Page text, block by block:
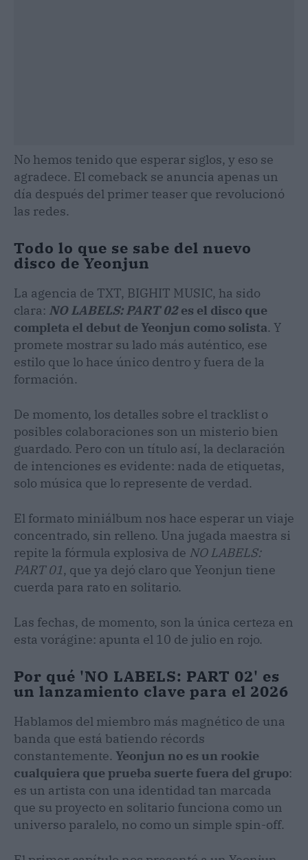
No hemos tenido que esperar siglos, y eso se
agradece. El comeback se anuncia apenas un
día después del primer teaser que revolucionó
las redes.
Todo lo que se sabe del nuevo
disco de Yeonjun
La agencia de TXT, BIGHIT MUSIC, ha sido
clara: NO LABELS: PART 02es el disco que
completa el debut de Yeonjun como solista. Y
promete mostrar su lado más auténtico, ese
estilo que lo hace único dentro y fuera de la
formación.
De momento, los detalles sobre el tracklist o
posibles colaboraciones son un misterio bien
guardado. Pero con un título así, la declaración
de intenciones es evidente: nada de etiquetas,
solo música que lo represente de verdad.
El formato miniálbum nos hace esperar un viaje
concentrado, sin relleno. Una jugada maestra si
repite la fórmula explosiva de NO LABELS:
PART 01, que ya dejó claro que Yeonjun tiene
cuerda para rato en solitario.
Las fechas, de momento, son la única certeza en
esta vorágine: apunta el 10 de julio en rojo.
Por qué 'NO LABELS: PART 02' es
un lanzamiento clave para el 2026
Hablamos del miembro más magnético de una
banda que está batiendo récords
constantemente. Yeonjun no es un rookie
cualquiera que prueba suerte fuera del grupo:
es un artista con una identidad tan marcada
que su proyecto en solitario funciona como un
universo paralelo, no como un simple spin-off.